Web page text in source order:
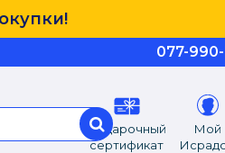
077-
Подарочный
сертификат
Мой